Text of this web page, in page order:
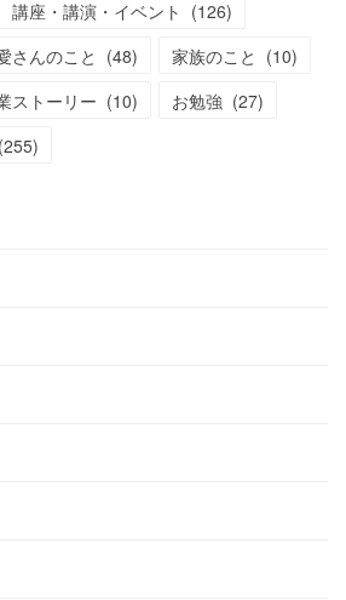
講座・講演・イベント (126)
さんのこと (48) 家族のこと (10)
ストーリー (10) お勉強 (27)
(255)